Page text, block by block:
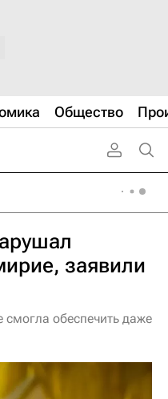
Общество
заявили
обеспечить даже